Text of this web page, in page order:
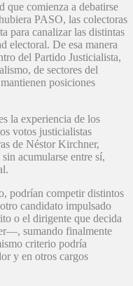
que comienza a debatirse
PASO, las colectoras
para canalizar las distintas
electoral. De esa manera
del Partido Justicialista,
de sectores del
posiciones
la experiencia de los
votos justicialistas
de Néstor Kirchner,
acumularse entre sí,
podrían competir distintos
candidato impulsado
o el dirigente que decida
sumando finalmente
criterio podría
y en otros cargos